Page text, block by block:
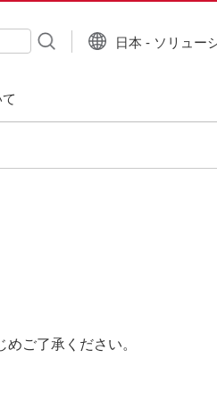
日本 - ソリュー
ご了承ください。